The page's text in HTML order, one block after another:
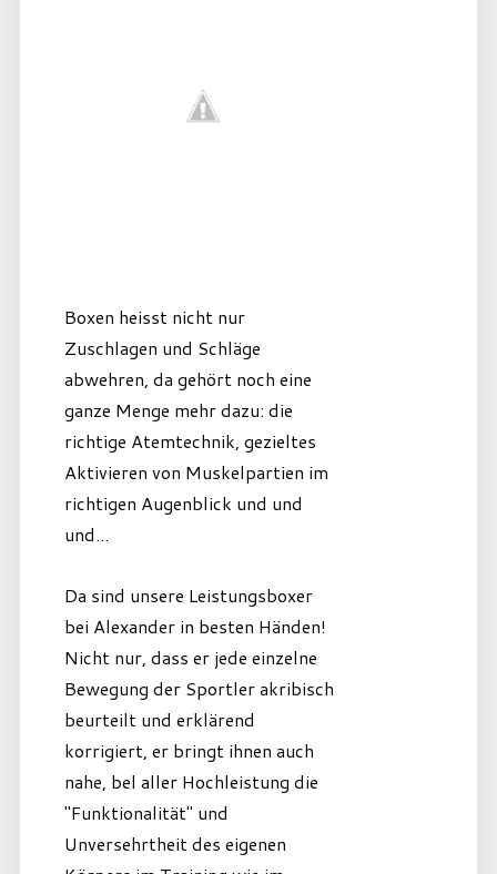
Boxen heisst nicht nur
Zuschlagen und Schläge
abwehren, da gehört noch eine
ganze Menge mehr dazu: die
richtige Atemtechnik, gezieltes
Aktivieren von Muskelpartien im
richtigen Augenblick und und
und...
Da sind unsere Leistungsboxer
bei Alexander in besten Händen!
Nicht nur, dass er jede einzelne
Bewegung der Sportler akribisch
beurteilt und erklärend
korrigiert, er bringt ihnen auch
nahe, bel aller Hochleistung die
"Funktionalität" und
Unversehrtheit des eigenen